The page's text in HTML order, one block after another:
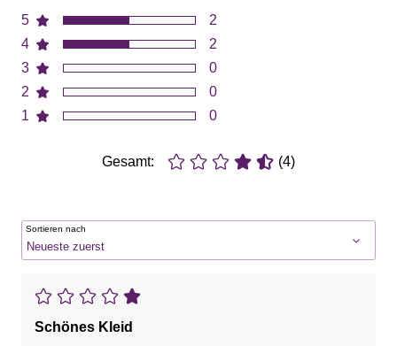
5
4
3
2
1
2
2
0
0
0
Gesamt: (4)
Sortieren nach
Schönes Kleid